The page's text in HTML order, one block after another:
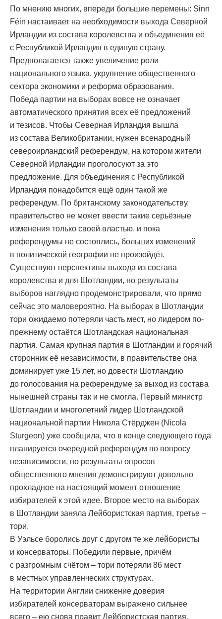
По мнению многих, впереди большие перемены: Sinn
Féin настаивает на необходимости выхода Северной
Ирландии из состава королевства и объединения её
с Республикой Ирландия в единую страну.
Предполагается также увеличение роли
национального языка, укрупнение общественного
сектора экономики и реформа образования.
Победа партии на выборах вовсе не означает
автоматического принятия всех её предложений
и тезисов. Чтобы Северная Ирландия вышла
из состава Великобритании, нужен всенародный
североирландский референдум, на котором жители
Северной Ирландии проголосуют за это
предложение. Для объединения с Республикой
Ирландия понадобится ещё один такой же
референдум. По британскому законодательству,
правительство не может ввести такие серьёзные
изменения только своей властью, и пока
референдумы не состоялись, больших изменений
в политической географии не произойдёт.
Существуют перспективы выхода из состава
королевства и для Шотландии, но результаты
выборов наглядно продемонстрировали, что прямо
сейчас это маловероятно. На выборах в Шотландии
тори ожидаемо потеряли часть мест, но лидером по-
прежнему остаётся Шотландская национальная
партия. Самая крупная партия в Шотландии и горячий
сторонник её независимости, в правительстве она
доминирует уже 15 лет, но довести Шотландию
до голосования на референдуме за выход из состава
нынешней страны так и не смогла. Первый министр
Шотландии и многолетний лидер Шотландской
национальной партии Никола Стёрджен (Nicola
Sturgeon) уже сообщила, что в конце следующего года
планируется очередной референдум по вопросу
независимости, но результаты опросов
общественного мнения демонстрируют довольно
прохладное на настоящий момент отношение
избирателей к этой идее. Второе место на выборах
в Шотландии заняла Лейбористская партия, третье –
тори.
В Уэльсе боролись друг с другом те же лейбористы
и консерваторы. Победили первые, причём
с разгромным счётом – тори потеряли 86 мест
в местных управленческих структурах.
На территории Англии снижение доверия
избирателей консерваторам выражено сильнее
всего – ею снова правит Лейбористская партия.